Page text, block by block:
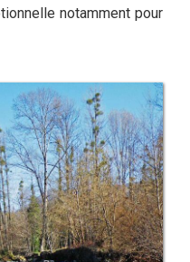
notamment pour